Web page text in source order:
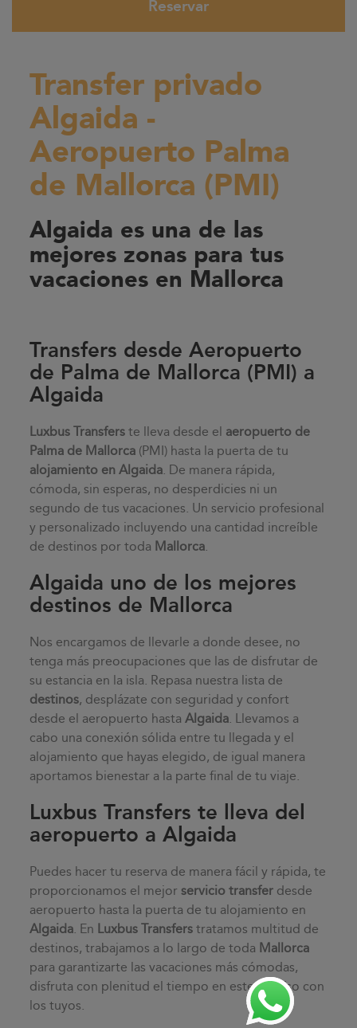
Reservar
Transfer privado
Algaida -
Aeropuerto Palma
de Mallorca (PMI)
Algaida es una de las
mejores zonas para tus
vacaciones en Mallorca
Transfers desde Aeropuerto
de Palma de Mallorca (PMI) a
Algaida
Luxbus Transfers te lleva desde el aeropuerto de
Palma de Mallorca (PMI) hasta la puerta de tu
alojamiento en Algaida . De manera rápida,
cómoda, sin esperas, no desperdicies ni un
segundo de tus vacaciones. Un servicio profesional
y personalizado incluyendo una cantidad increíble
de destinos por toda Mallorca
Algaida uno de los mejores
destinos de Mallorca
Nos encargamos de llevarle a donde desee, no
tenga más preocupaciones que las de disfrutar de
su estancia en la isla. Repasa nuestra lista de
destinos, desplázate con seguridad y confort
desde el aeropuerto hastaAlgaida . Llevamos a
cabo una conexión sólida entre tu llegada y el
alojamiento que hayas elegido, de igual manera
aportamos bienestar a la parte final de tu viaje.
Luxbus Transfers te lleva del
aeropuerto a Algaida
Puedes hacer tu reserva de manera fácil y rápida, te
proporcionamos el mejorservicio transfer desde
aeropuerto hasta la puerta de tu alojamiento en
Algaida . En Luxbus Transfers tratamos multitud de
destinos, trabajamos a lo largo de toda Mallorca
para garantizarte las vacaciones más cómodas,
disfruta con plenitud el tiempo en este paraíso con
los tuyos.